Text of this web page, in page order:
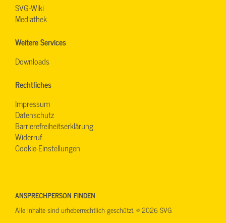
SVG-Wiki
Mediathek
Weitere Services
Downloads
Rechtliches
Impressum
Datenschutz
Barrierefreiheitserklärung
Widerruf
Cookie-Einstellungen
ANSPRECHPERSON FINDEN
Alle Inhalte sind urheberrechtlich geschützt. © 2026 SVG